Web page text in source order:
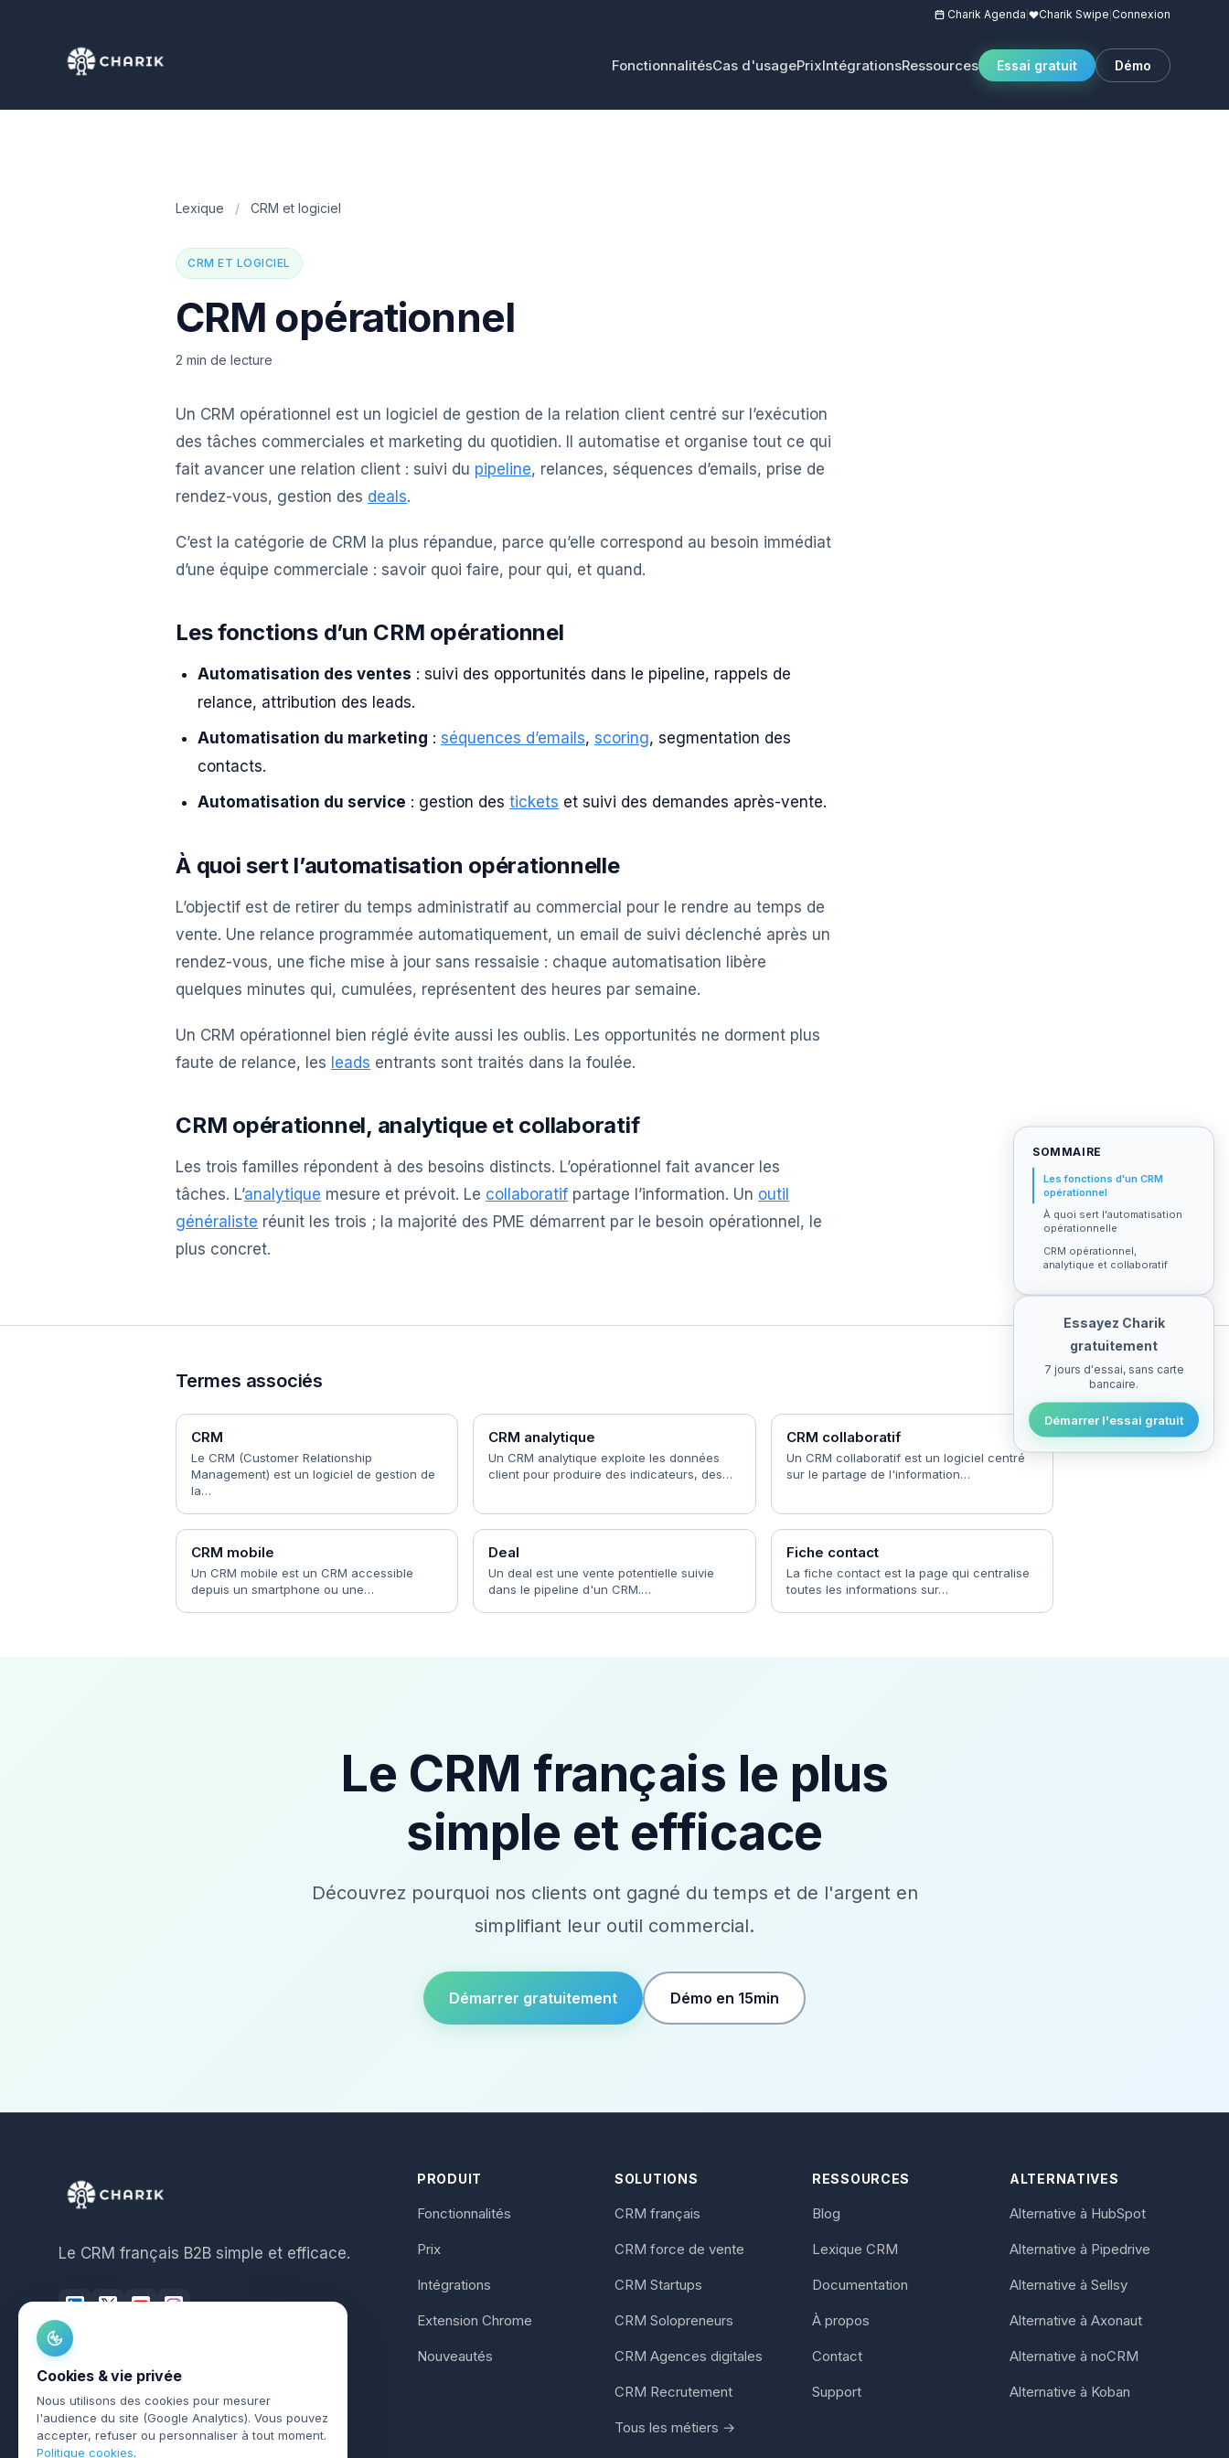
Charik Agenda Charik Swipe Connexion
FonctionnalitésCas d'usagePrixIntégrationsRessources Essai gratuit Démo
Lexique / CRM et logiciel
CRM ET LOGICIEL
CRM opérationnel
2 min de lecture
Un CRM opérationnel est un logiciel de gestion de la relation client centré sur l’exécution
des tâches commerciales et marketing du quotidien. Il automatise et organise tout ce qui
fait avancer une relation client : suivi du pipeline, relances, séquences d’emails, prise de
rendez-vous, gestion des deals.
C’est la catégorie de CRM la plus répandue, parce qu’elle correspond au besoin immédiat
d’une équipe commerciale : savoir quoi faire, pour qui, et quand.
Les fonctions d’un CRM opérationnel
Automatisation des ventes : suivi des opportunités dans le pipeline, rappels de
relance, attribution des leads.
Automatisation du marketing : séquences d’emails, scoring, segmentation des
contacts.
Automatisation du service : gestion des tickets et suivi des demandes après-vente.
À quoi sert l’automatisation opérationnelle
L’objectif est de retirer du temps administratif au commercial pour le rendre au temps de
vente. Une relance programmée automatiquement, un email de suivi déclenché après un
rendez-vous, une fiche mise à jour sans ressaisie : chaque automatisation libère
quelques minutes qui, cumulées, représentent des heures par semaine.
Un CRM opérationnel bien réglé évite aussi les oublis. Les opportunités ne dorment plus
faute de relance, les leads entrants sont traités dans la foulée.
CRM opérationnel, analytique et collaboratif
Les trois familles répondent à des besoins distincts. L’opérationnel fait avancer les
tâches. L’analytique mesure et prévoit. Le collaboratif partage l’information. Un outil
généraliste réunit les trois ; la majorité des PME démarrent par le besoin opérationnel, le
plus concret.
SOMMAIRE
Les fonctions d'un CRM
opérationnel
À quoi sert l'automatisation
opérationnelle
CRM opérationnel,
analytique et collaboratif
Essayez Charik
gratuitement
7 jours d'essai, sans carte
bancaire.
Démarrer l'essai gratuit
Termes associés
CRM
Le CRM (Customer Relationship
Management) est un logiciel de gestion de
la…
CRM analytique
Un CRM analytique exploite les données
client pour produire des indicateurs, des…
CRM collaboratif
Un CRM collaboratif est un logiciel centré
sur le partage de l'information…
CRM mobile
Un CRM mobile est un CRM accessible
depuis un smartphone ou une…
Deal
Un deal est une vente potentielle suivie
dans le pipeline d'un CRM.…
Fiche contact
La fiche contact est la page qui centralise
toutes les informations sur…
Le CRM français le plus
simple et efficace
Découvrez pourquoi nos clients ont gagné du temps et de l'argent en
simplifiant leur outil commercial.
Démarrer gratuitement Démo en 15min
Le CRM français B2B simple et efficace.
PRODUIT
Fonctionnalités
Prix
Intégrations
Extension Chrome
Nouveautés
SOLUTIONS
CRM français
CRM force de vente
CRM Startups
CRM Solopreneurs
CRM Agences digitales
CRM Recrutement
Tous les métiers →
RESSOURCES
Blog
Lexique CRM
Documentation
À propos
Contact
Support
ALTERNATIVES
Alternative à HubSpot
Alternative à Pipedrive
Alternative à Sellsy
Alternative à Axonaut
Alternative à noCRM
Alternative à Koban
Cookies & vie privée
Nous utilisons des cookies pour mesurer
l'audience du site (Google Analytics). Vous pouvez
accepter, refuser ou personnaliser à tout moment.
Politique cookies.